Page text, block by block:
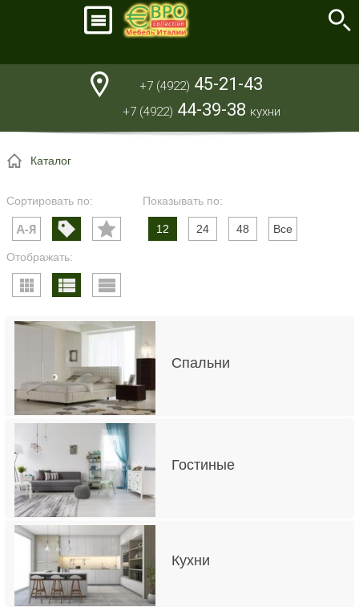
+7 (4922) 45-21-43
+7 (4922) 44-39-38 кухни
Каталог
Сортировать по: Показывать по:
12 24 48 Все
Отображать:
Спальни
Гостиные
Кухни